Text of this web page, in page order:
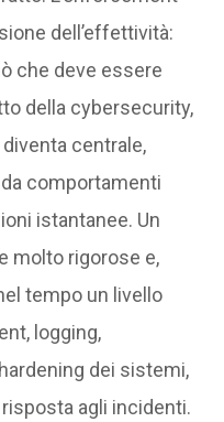
dell’effettività:
che deve essere
della cybersecurity,
centrale,
comportamenti
istantanee. Un
molto rigorose e,
tempo un livello
logging,
dei sistemi,
agli incidenti.